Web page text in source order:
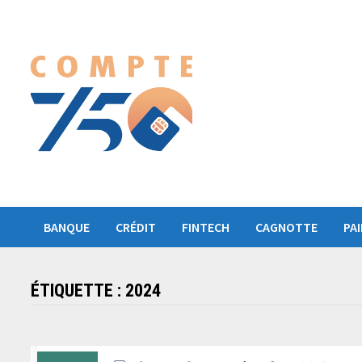
contenu
BANQUE CRÉDIT FINTECH CAGNOTTE
ÉTIQUETTE : 2024